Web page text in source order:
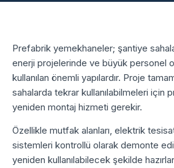
Prefabrik yemekhaneler; şantiye
enerji projelerinde ve büyük personel
kullanılan önemli yapılardır. Proje
sahalarda tekrar kullanılabilmeleri için
yeniden montaj hizmeti gerekir.
Özellikle mutfak alanları, elektrik
sistemleri kontrollü olarak demonte
yeniden kullanılabilecek şekilde